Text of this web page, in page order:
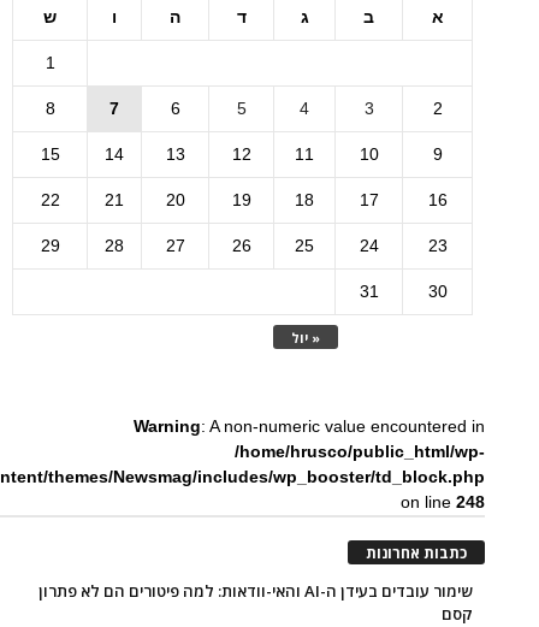
א ב ג ד ה ו ש
« יול
1
2
3
4
5
6
7
8
9
10
11
12
13
14
15
16
17
18
19
20
21
22
23
24
25
26
27
28
29
30
31
Warning: A non-numeric value encountered in
/home/hrusco/public_html/wp-
themes/Newsmag/includes/wp_booster/td_block.php
on line248
כתבות אחרונות
שימור עובדים בעידן ה-AI והאי-וודאות: למה פיטורים הם לא פתרון
קסם